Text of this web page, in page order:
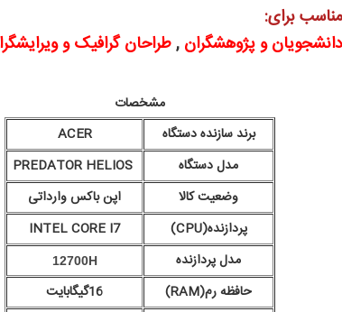
مناسب برای:
دانشجویان و پژوهشگران ,طراحان گرافیک و
مشخصات
برند سازنده دستگاه
ACER
مدل دستگاه
PREDATOR HELIOS
وضعیت کالا
اپن باکس وارداتی
پردازنده(CPU)
INTEL CORE I7
مدل پردازنده
12700H
حافظه رم(RAM)
16گیگابایت